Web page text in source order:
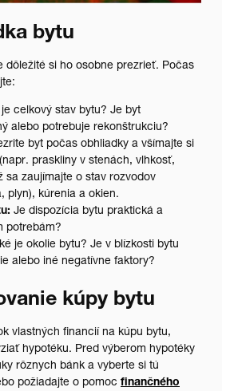
bytu
dôležité si ho osobne prezrieť. Počas
je celkový stav bytu? Je byt
alebo potrebuje rekonštrukciu?
byt počas obhliadky a všímajte si
praskliny v stenách, vlhkosť,
sa zaujímajte o stav rozvodov
plyn), kúrenia a okien.
Je dispozícia bytu praktická a
potrebám?
je okolie bytu? Je v blízkosti bytu
alebo iné negatívne faktory?
kúpy bytu
vlastných financií na kúpu bytu,
hypotéku. Pred výberom hypotéky
rôznych bánk a vyberte si tú
požiadajte o pomoc finančného